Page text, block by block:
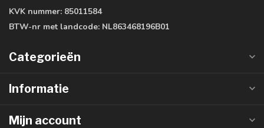
KVK nummer: 85011584
BTW-nr met landcode: NL863468196B01
Categorieën
Informatie
Mijn account